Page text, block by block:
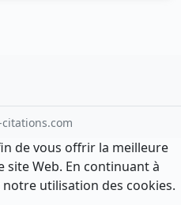
de vous offrir la meilleure
Web. En continuant à
utilisation des cookies.